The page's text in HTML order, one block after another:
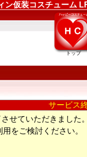
仮装コスチューム
トップ
サービス
せていただきました。
用をご検討ください。